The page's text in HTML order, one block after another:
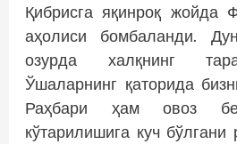
Қибрисга яқинроқ жойда
аҳолиси бомбаланди.
озурда халқнинг
Ўшаларнинг қаторида
Раҳбари ҳам овоз
кўтарилишига куч